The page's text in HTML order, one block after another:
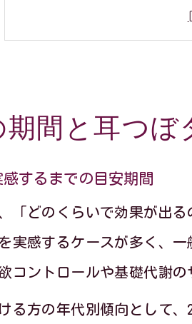
耳つぼダイエッ
耳つぼダイエット
年代別の耳つぼダイ
耳つぼダイエット
若い世代に多い
ミドル世代が語
シニア世代にも
耳つぼダイエット
間と耳つ
するまでの目安期間
「どのくらいで効果が出
実感するケースが多く、
コントロールや基礎代謝
る方の年代別傾向として